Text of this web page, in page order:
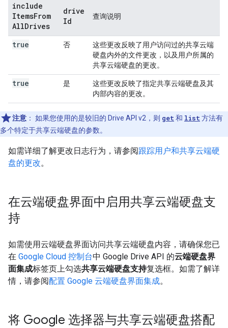
include
ItemsFrom
AllDrives
drive
Id
查询说明
true 否
这些更改反映了用户访问过的共享云端
硬盘内外的文件更改，以及用户所属的
共享云端硬盘的更改。
true 是
这些更改反映了指定共享云端硬盘及其
内部内容的更改。
注意 ： 如果您使用的是较旧的 Drive API v2，则 get 和 list 方法有
多个特定于共享云端硬盘的参数。
如需详细了解更改日志行为，请参阅跟踪用户和共享云端硬
盘的更改。
在云端硬盘界面中启用共享云端硬盘支
持
如需使用云端硬盘界面访问共享云端硬盘内容，请确保您已
在 Google Cloud 控制台中 Google Drive API 的云端硬盘界
面集成标签页上勾选共享云端硬盘支持复选框。如需了解详
情，请参阅配置 Google 云端硬盘界面集成。
将 Google 选择器与共享云端硬盘搭配